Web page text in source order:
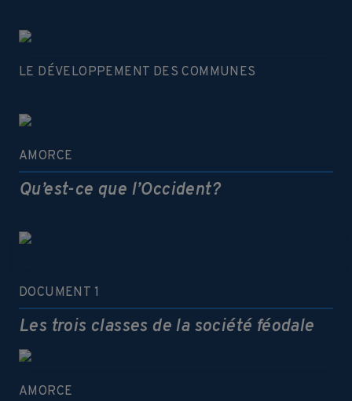
LE DÉVELOPPEMENT DES COMMUNES
AMORCE
Qu’est-ce que l’Occident?
DOCUMENT 1
Les trois classes de la société féodale
AMORCE